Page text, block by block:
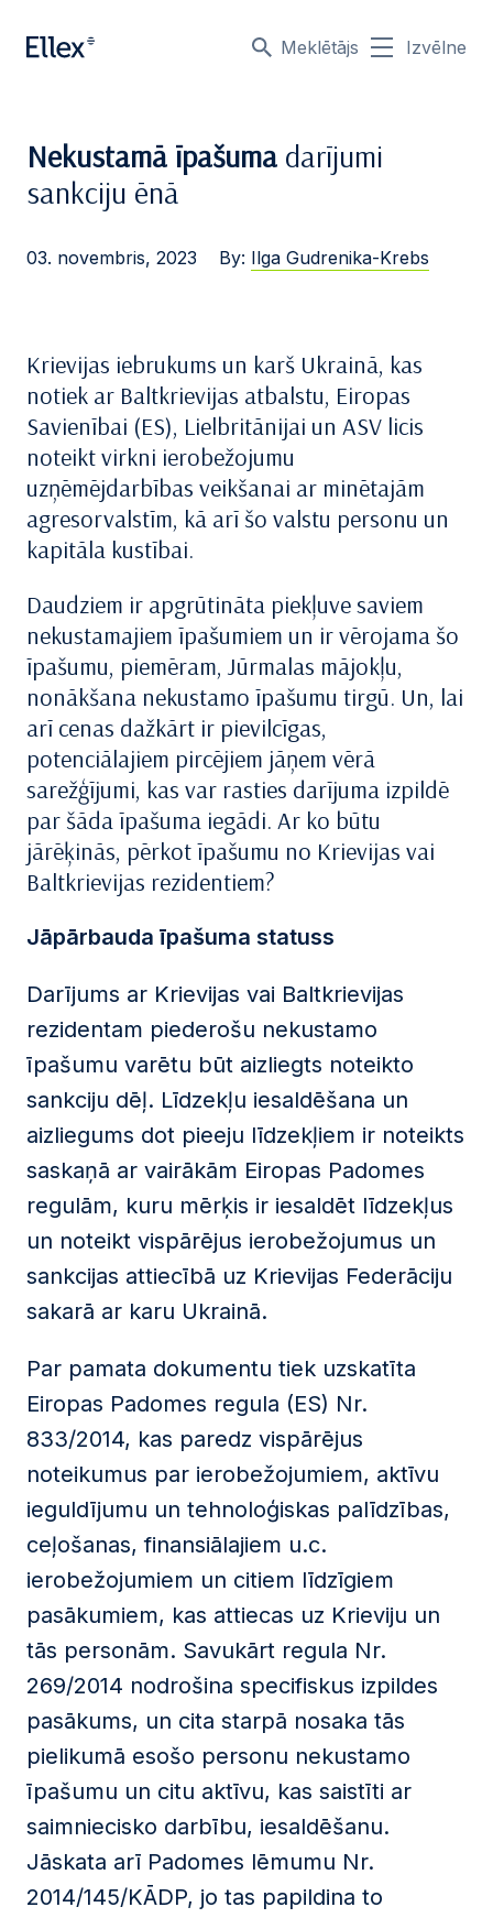
Meklētājs Izvēlne
Nekustamā īpašuma darījumi
sankciju ēnā
03. novembris, 2023 By: Ilga Gudrenika-Krebs
Krievijas iebrukums un karš Ukrainā, kas
notiek ar Baltkrievijas atbalstu, Eiropas
Savienībai (ES), Lielbritānijai un ASV licis
noteikt virkni ierobežojumu
uzņēmējdarbības veikšanai ar minētajām
agresorvalstīm, kā arī šo valstu personu un
kapitāla kustībai.
Daudziem ir apgrūtināta piekļuve saviem
nekustamajiem īpašumiem un ir vērojama šo
īpašumu, piemēram, Jūrmalas mājokļu,
nonākšana nekustamo īpašumu tirgū. Un, lai
arī cenas dažkārt ir pievilcīgas,
potenciālajiem pircējiem jāņem vērā
sarežģījumi, kas var rasties darījuma izpildē
par šāda īpašuma iegādi. Ar ko būtu
jārēķinās, pērkot īpašumu no Krievijas vai
Baltkrievijas rezidentiem?
Jāpārbauda īpašuma statuss
Darījums ar Krievijas vai Baltkrievijas
rezidentam piederošu nekustamo
īpašumu varētu būt aizliegts noteikto
sankciju dēļ. Līdzekļu iesaldēšana un
aizliegums dot pieeju līdzekļiem ir noteikts
saskaņā ar vairākām Eiropas Padomes
regulām, kuru mērķis ir iesaldēt līdzekļus
un noteikt vispārējus ierobežojumus un
sankcijas attiecībā uz Krievijas Federāciju
sakarā ar karu Ukrainā.
Par pamata dokumentu tiek uzskatīta
Eiropas Padomes regula (ES) Nr.
833/2014, kas paredz vispārējus
noteikumus par ierobežojumiem, aktīvu
ieguldījumu un tehnoloģiskas palīdzības,
ceļošanas, finansiālajiem u.c.
ierobežojumiem un citiem līdzīgiem
pasākumiem, kas attiecas uz Krieviju un
tās personām. Savukārt regula Nr.
269/2014 nodrošina specifiskus izpildes
pasākums, un cita starpā nosaka tās
pielikumā esošo personu nekustamo
īpašumu un citu aktīvu, kas saistīti ar
saimniecisko darbību, iesaldēšanu.
Jāskata arī Padomes lēmumu Nr.
2014/145/KĀDP, jo tas papildina to